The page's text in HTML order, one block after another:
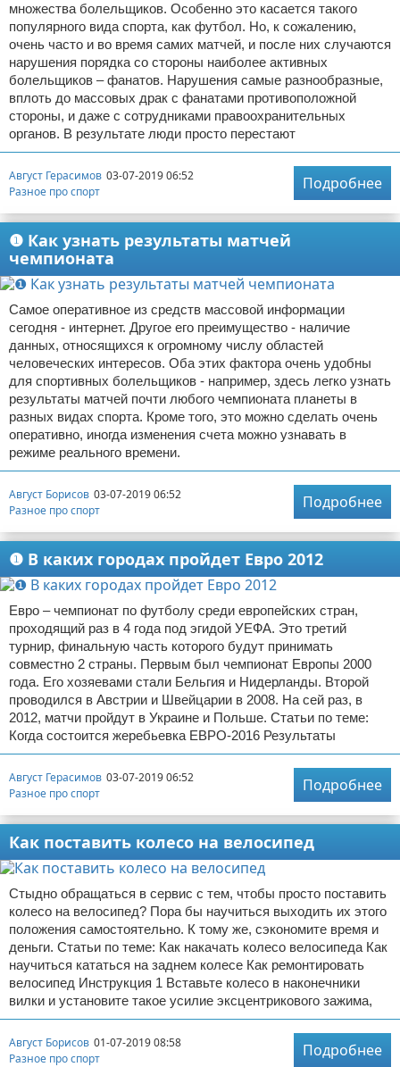
множества болельщиков. Особенно это касается такого
популярного вида спорта, как футбол. Но, к сожалению,
очень часто и во время самих матчей, и после них случаются
нарушения порядка со стороны наиболее активных
болельщиков – фанатов. Нарушения самые разнообразные,
вплоть до массовых драк с фанатами противоположной
стороны, и даже с сотрудниками правоохранительных
органов. В результате люди просто перестают
Август Герасимов 03-07-2019 06:52
Разное про спорт
Подробнее
❶ Как узнать результаты матчей
чемпионата
Самое оперативное из средств массовой информации
сегодня - интернет. Другое его преимущество - наличие
данных, относящихся к огромному числу областей
человеческих интересов. Оба этих фактора очень удобны
для спортивных болельщиков - например, здесь легко узнать
результаты матчей почти любого чемпионата планеты в
разных видах спорта. Кроме того, это можно сделать очень
оперативно, иногда изменения счета можно узнавать в
режиме реального времени.
Август Борисов 03-07-2019 06:52
Разное про спорт
Подробнее
❶ В каких городах пройдет Евро 2012
Евро – чемпионат по футболу среди европейских стран,
проходящий раз в 4 года под эгидой УЕФА. Это третий
турнир, финальную часть которого будут принимать
совместно 2 страны. Первым был чемпионат Европы 2000
года. Его хозяевами стали Бельгия и Нидерланды. Второй
проводился в Австрии и Швейцарии в 2008. На сей раз, в
2012, матчи пройдут в Украине и Польше. Статьи по теме:
Когда состоится жеребьевка ЕВРО-2016 Результаты
Август Герасимов 03-07-2019 06:52
Разное про спорт
Подробнее
Как поставить колесо на велосипед
Стыдно обращаться в сервис с тем, чтобы просто поставить
колесо на велосипед? Пора бы научиться выходить их этого
положения самостоятельно. К тому же, сэкономите время и
деньги. Статьи по теме: Как накачать колесо велосипеда Как
научиться кататься на заднем колесе Как ремонтировать
велосипед Инструкция 1 Вставьте колесо в наконечники
вилки и установите такое усилие эксцентрикового зажима,
Август Борисов 01-07-2019 08:58
Разное про спорт
Подробнее